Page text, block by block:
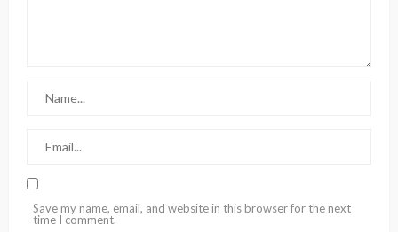
Save my name, email, and website in this browser for the next
time I comment.